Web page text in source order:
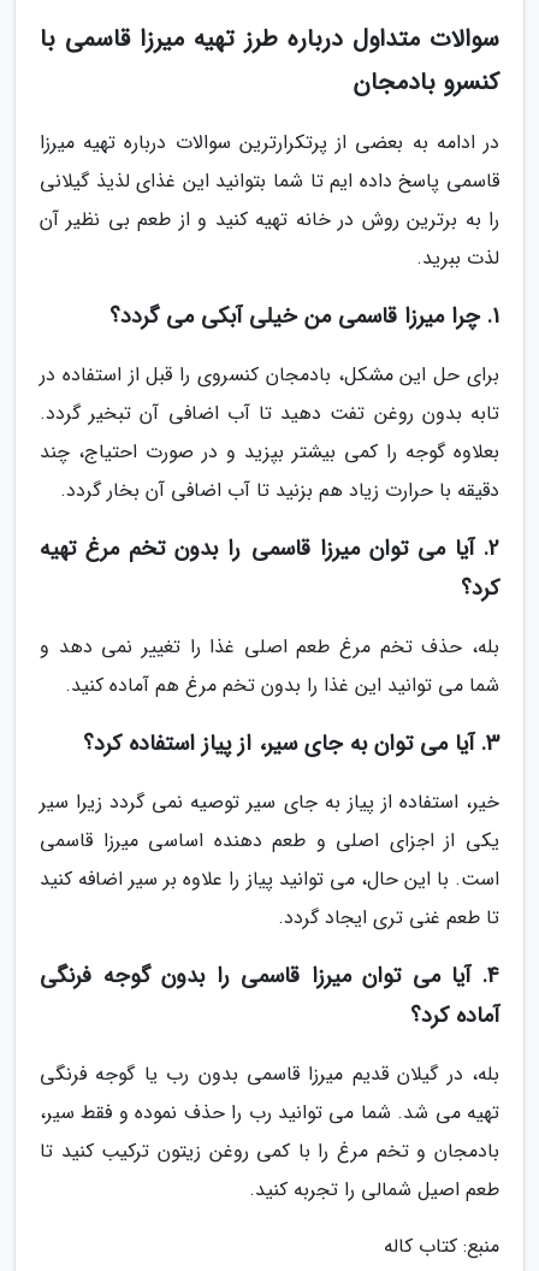
سوالات متداول درباره طرز تهیه میرزا قاسمی با
کنسرو بادمجان
در ادامه به بعضی از پرتکرارترین سوالات درباره تهیه میرزا
قاسمی پاسخ داده ایم تا شما بتوانید این غذای لذیذ گیلانی
را به برترین روش در خانه تهیه کنید و از طعم بی نظیر آن
لذت ببرید.
1. چرا میرزا قاسمی من خیلی آبکی می گردد؟
برای حل این مشکل، بادمجان کنسروی را قبل از استفاده در
تابه بدون روغن تفت دهید تا آب اضافی آن تبخیر گردد.
بعلاوه گوجه را کمی بیشتر بپزید و در صورت احتیاج، چند
دقیقه با حرارت زیاد هم بزنید تا آب اضافی آن بخار گردد.
2. آیا می توان میرزا قاسمی را بدون تخم مرغ تهیه
کرد؟
بله، حذف تخم مرغ طعم اصلی غذا را تغییر نمی دهد و
شما می توانید این غذا را بدون تخم مرغ هم آماده کنید.
3. آیا می توان به جای سیر، از پیاز استفاده کرد؟
خیر، استفاده از پیاز به جای سیر توصیه نمی گردد زیرا سیر
یکی از اجزای اصلی و طعم دهنده اساسی میرزا قاسمی
است. با این حال، می توانید پیاز را علاوه بر سیر اضافه کنید
تا طعم غنی تری ایجاد گردد.
4. آیا می توان میرزا قاسمی را بدون گوجه فرنگی
آماده کرد؟
بله، در گیلان قدیم میرزا قاسمی بدون رب یا گوجه فرنگی
تهیه می شد. شما می توانید رب را حذف نموده و فقط سیر،
بادمجان و تخم مرغ را با کمی روغن زیتون ترکیب کنید تا
طعم اصیل شمالی را تجربه کنید.
منبع: کتاب کاله